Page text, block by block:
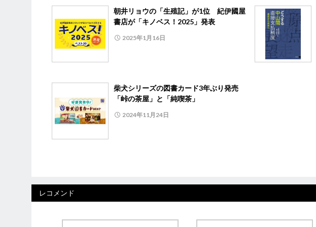
朝井リョウの「生殖記」が1位 紀伊國屋
書店が「キノベス！2025」発表
2025年1月16日
柴犬シリーズの図書カード3年ぶり発売
「峠の茶屋」と「純喫茶」
2024年11月24日
レコメンド